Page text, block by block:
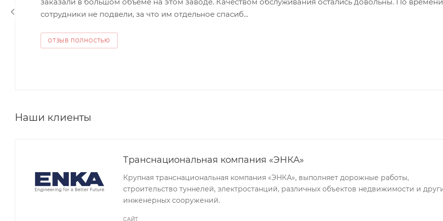
сотрудники не подвели, за что им отдельное спасиб...
ОТЗЫВ ПОЛНОСТЬЮ
Наши клиенты
Транснациональная компания «ЭНКА»
Крупная транснациональная компания «ЭНКА», выполняет дорожные работы,
строительство туннелей, электростанций, различных объектов недвижимости и
инженерных сооружений.
САЙТ